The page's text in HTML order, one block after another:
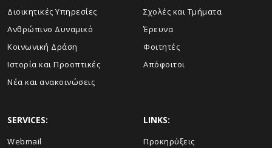
Διοικητικές Υπηρεσίες
Ανθρώπινο Δυναμικό
Κοινωνική Δράση
Ιστορία και Προοπτικές
Νέα και ανακοινώσεις
Σχολές και Τμήματα
Έρευνα
Φοιτητές
Απόφοιτοι
SERVICES:
Webmail
LINKS:
Προκηρύξεις